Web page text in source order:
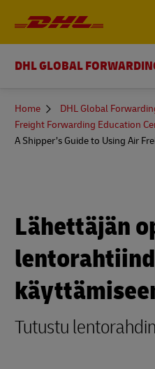
DHL GLOBAL
You
here
Home
DHL Global
Freight Forwarding Education
A Shipper’s Guide to Using Air
Lähettäjän
Tutustu